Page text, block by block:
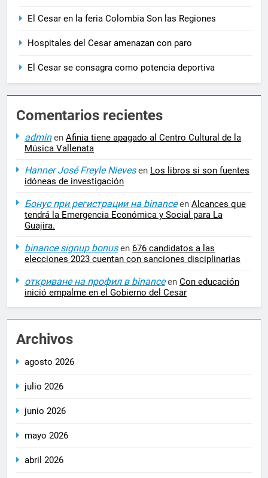
El Cesar en la feria Colombia Son las Regiones
Hospitales del Cesar amenazan con paro
El Cesar se consagra como potencia deportiva
Comentarios recientes
adminen Afinia tiene apagado al Centro Cultural de la
Música Vallenata
Hanner José Freyle Nievesen Los libros si son fuentes
idóneas de investigación
Бонус при регистрации на binanceen Alcances que
tendrá la Emergencia Económica y Social para La
Guajira.
binance signup bonusen 676 candidatos a las
elecciones 2023 cuentan con sanciones disciplinarias
откриване на профил в binanceen Con educación
inició empalme en el Gobierno del Cesar
Archivos
agosto 2026
julio 2026
junio 2026
mayo 2026
abril 2026